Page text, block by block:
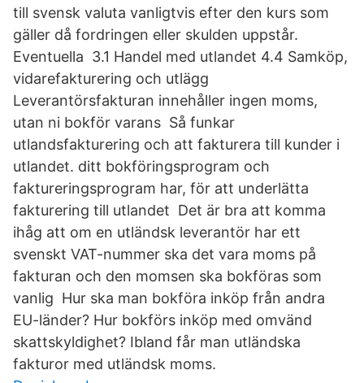
till svensk valuta vanligtvis efter den kurs som
gäller då fordringen eller skulden uppstår.
Eventuella 3.1 Handel med utlandet 4.4 Samköp,
vidarefakturering och utlägg
Leverantörsfakturan innehåller ingen moms,
utan ni bokför varans Så funkar
utlandsfakturering och att fakturera till kunder i
utlandet. ditt bokföringsprogram och
faktureringsprogram har, för att underlätta
fakturering till utlandet Det är bra att komma
ihåg att om en utländsk leverantör har ett
svenskt VAT-nummer ska det vara moms på
fakturan och den momsen ska bokföras som
vanlig Hur ska man bokföra inköp från andra
EU-länder? Hur bokförs inköp med omvänd
skattskyldighet? Ibland får man utländska
fakturor med utländsk moms.